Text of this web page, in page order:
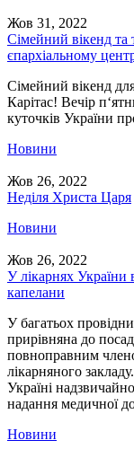
Жов 31, 2022
Сімейний вікенд та
єпархіальному
Сімейний вікенд
Карітас! Вечір
куточків України
Новини
Жов 26, 2022
Неділя Христа Царя
Новини
Жов 26, 2022
У лікарнях України
капелани
У багатьох
прирівняна до
повноправним
лікарняного
Україні
надання медичної
Новини